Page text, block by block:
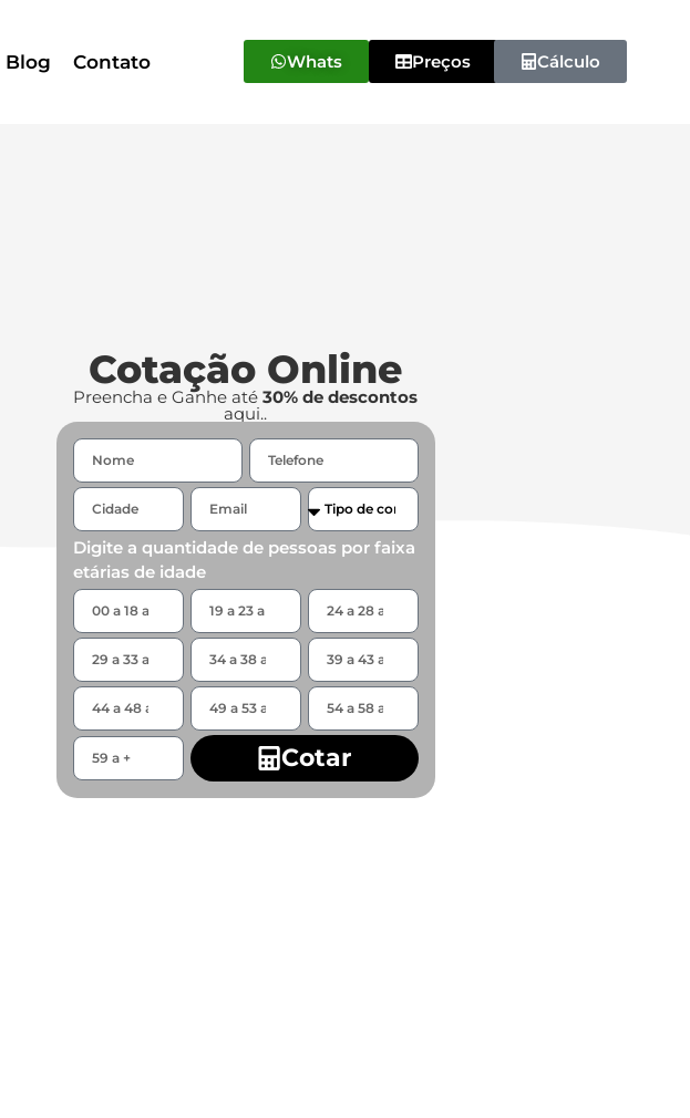
Blog Contato Whats Preços Cálculo
Cotação Online
Preencha e Ganhe até30% de descontos
aqui..
Digite a quantidade de pessoas por faixa
etárias de idade
Cotar